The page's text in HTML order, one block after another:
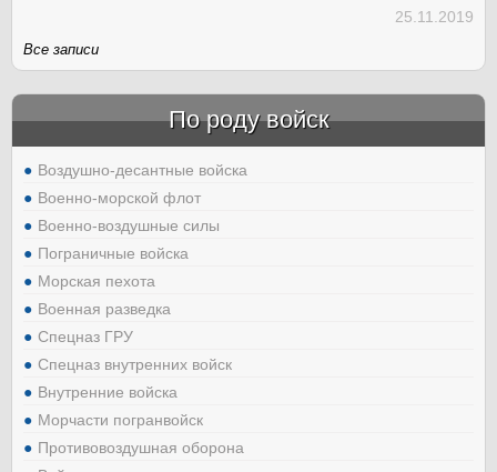
25.11.2019
Все записи
По роду войск
Воздушно-десантные войска
Военно-морской флот
Военно-воздушные силы
Пограничные войска
Морская пехота
Военная разведка
Спецназ ГРУ
Спецназ внутренних войск
Внутренние войска
Морчасти погранвойск
Противовоздушная оборона